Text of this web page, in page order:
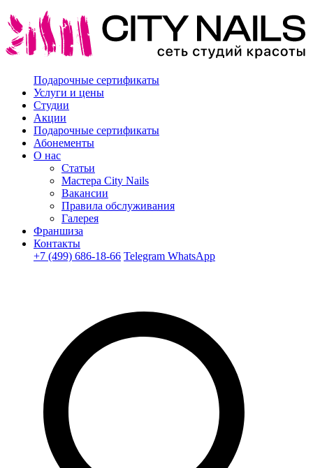
Подарочные сертификаты
Услуги и цены
Студии
Акции
Подарочные сертификаты
Абонементы
О нас
Статьи
Мастера City Nails
Вакансии
Правила обслуживания
Галерея
Франшиза
Контакты
+7 (499) 686-18-66 Telegram WhatsApp